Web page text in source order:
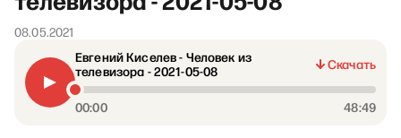
08.05.2021
Евгений Киселев - Человек из
телевизора - 2021-05-08
Скачать
00:00 48:49